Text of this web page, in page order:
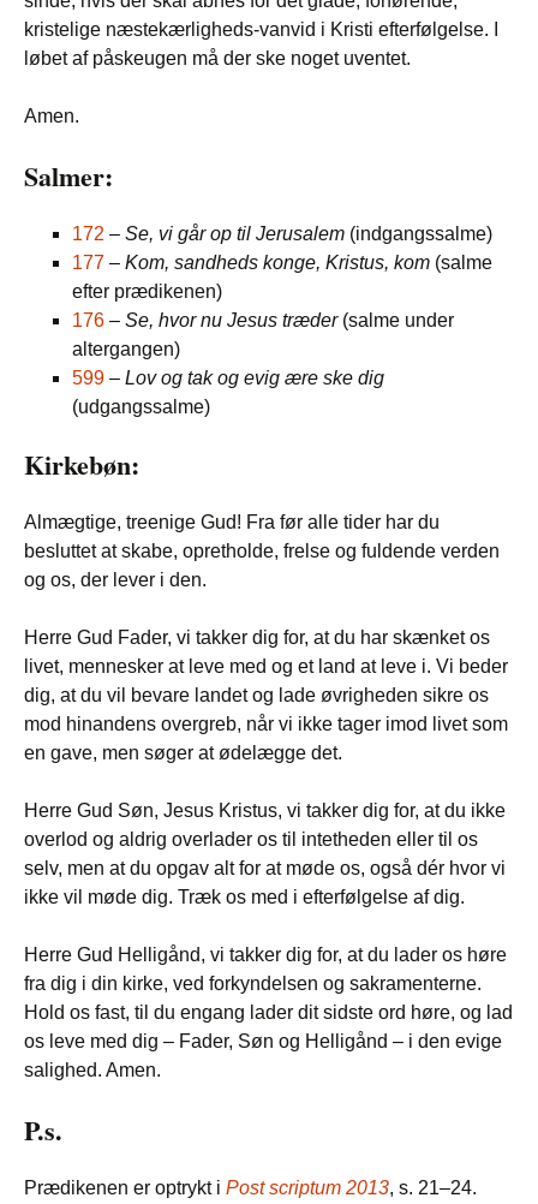
kristelige næstekærligheds-vanvid i Kristi efterfølgelse. I
løbet af påskeugen må der ske noget uventet.
Amen.
Salmer:
172 – Se, vi går op til Jerusalem (indgangssalme)
177 – Kom, sandheds konge, Kristus, kom (salme
efter prædikenen)
176 – Se, hvor nu Jesus træder(salme under
altergangen)
599 – Lov og tak og evig ære ske dig
(udgangssalme)
Kirkebøn:
Almægtige, treenige Gud! Fra før alle tider har du
besluttet at skabe, opretholde, frelse og fuldende verden
og os, der lever i den.
Herre Gud Fader, vi takker dig for, at du har skænket os
livet, mennesker at leve med og et land at leve i. Vi beder
dig, at du vil bevare landet og lade øvrigheden sikre os
mod hinandens overgreb, når vi ikke tager imod livet som
en gave, men søger at ødelægge det.
Herre Gud Søn, Jesus Kristus, vi takker dig for, at du ikke
overlod og aldrig overlader os til intetheden eller til os
selv, men at du opgav alt for at møde os, også dér hvor vi
ikke vil møde dig. Træk os med i efterfølgelse af dig.
Herre Gud Helligånd, vi takker dig for, at du lader os høre
fra dig i din kirke, ved forkyndelsen og sakramenterne.
Hold os fast, til du engang lader dit sidste ord høre, og lad
os leve med dig – Fader, Søn og Helligånd – i den evige
salighed. Amen.
P.s.
Prædikenen er optrykt i Post scriptum 2013, s. 21–24.